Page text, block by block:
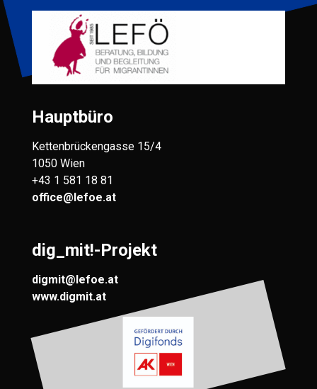
Hauptbüro
Kettenbrückengasse 15/4
1050 Wien
+43 1 581 18 81
office@lefoe.at
dig_mit!-Projekt
digmit@lefoe.at
www.digmit.at